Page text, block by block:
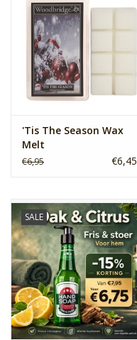
'Tis The Season Wax
Melt
€6,95 €6,45
SALE